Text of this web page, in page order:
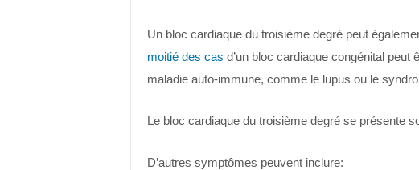
Un bloc cardiaque du troisième degré peut
moitié des cas d’un bloc cardiaque congénital peut
maladie auto-immune, comme le lupus ou le
Le bloc cardiaque du troisième degré se présente
D’autres symptômes peuvent inclure: